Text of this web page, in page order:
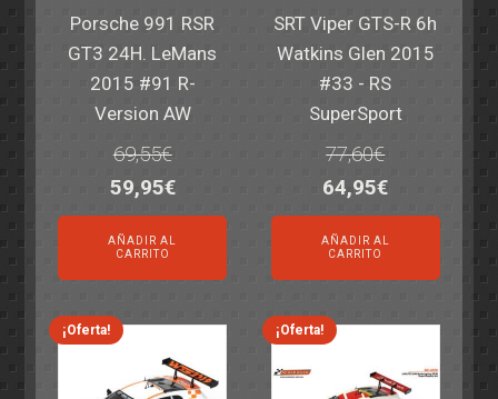
Porsche 991 RSR
GT3 24H. LeMans
2015 #91 R-
Version AW
69,55€
El
precio
original
era:
69,55€.
59,95€El
precio
actual
es:
59,95€.
AÑADIR AL
CARRITO
SRT Viper GTS-R 6h
Watkins Glen 2015
#33 - RS
SuperSport
77,60€
El
precio
original
era:
77,60€.
64,95€El
precio
actual
es:
64,95€.
AÑADIR AL
CARRITO
¡Oferta! ¡Oferta!